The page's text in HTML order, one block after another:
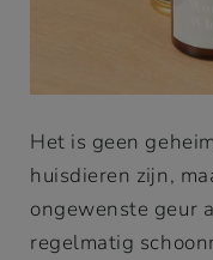
Het is geen
huisdieren zijn,
ongewenste geur
regelmatig